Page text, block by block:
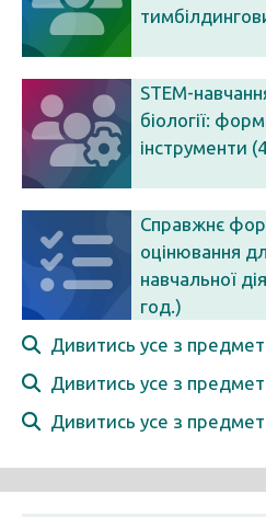
STEM-
біології:
інструменти
Справжнє
оцінювання
навчальної
год.)
Дивитись усе з
Дивитись усе з
Дивитись усе з